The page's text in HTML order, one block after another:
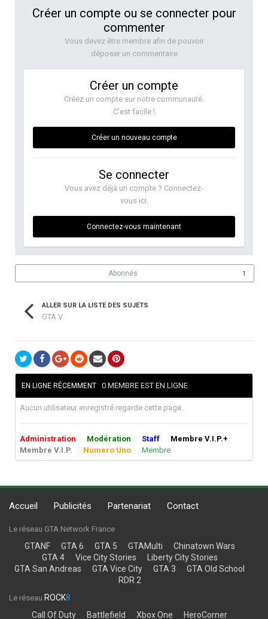
Créer un compte ou se connecter pour
commenter
Vous devez être membre afin de pouvoir
déposer un commentaire
Créer un compte
Créez un compte sur notre communauté.
C’est facile !
Créer un nouveau compte
Se connecter
Vous avez déjà un compte ? Connectez-
vous ici.
Connectez-vous maintenant
Abonnés 1
ALLER SUR LA LISTE DES SUJETS
GTA V
EN LIGNE RÉCEMMENT 0 MEMBRE EST EN LIGNE
Aucun utilisateur enregistré regarde cette page.
Administration Modération Staff
Membre V.I.P.+
Membre V.I.P.
Numero Uno Membre
Accueil Publicités Partenariat Contact
Le réseau GTA Network France
GTANF GTA 6 GTA 5 GTAMulti
Chinatown Wars
GTA 4
Vice City Stories
Liberty City Stories
GTA San Andreas
GTA Vice City GTA 3
GTA Old School
RDR 2
Le réseau ROCK8
Call Of Duty
Battlefield Xbox One HeroCorner